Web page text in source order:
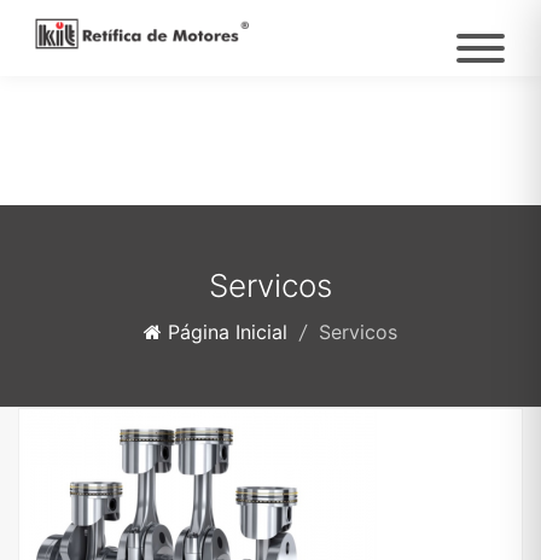
Servicos
Página Inicial / Servicos